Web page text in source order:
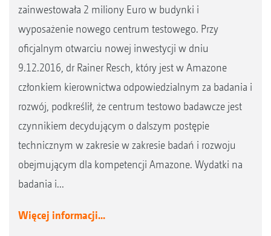
zainwestowała 2 miliony Euro w budynki i
wyposażenie nowego centrum testowego. Przy
oficjalnym otwarciu nowej inwestycji w dniu
9.12.2016, dr Rainer Resch, który jest w Amazone
członkiem kierownictwa odpowiedzialnym za badania i
rozwój, podkreślił, że centrum testowo badawcze jest
czynnikiem decydującym o dalszym postępie
technicznym w zakresie w zakresie badań i rozwoju
obejmującym dla kompetencji Amazone. Wydatki na
badania i...
Więcej informacji...